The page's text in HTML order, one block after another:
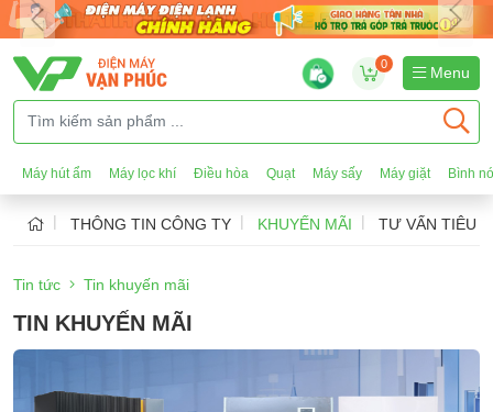
0
Menu
Máy hút ẩm Máy lọc khí Điều hòa Quạt Máy sấy Máy giặt Bình
THÔNG TIN CÔNG TY KHUYẾN MÃI TƯ VẤN TIÊU
Tin tức Tin khuyến mãi
TIN KHUYẾN MÃI